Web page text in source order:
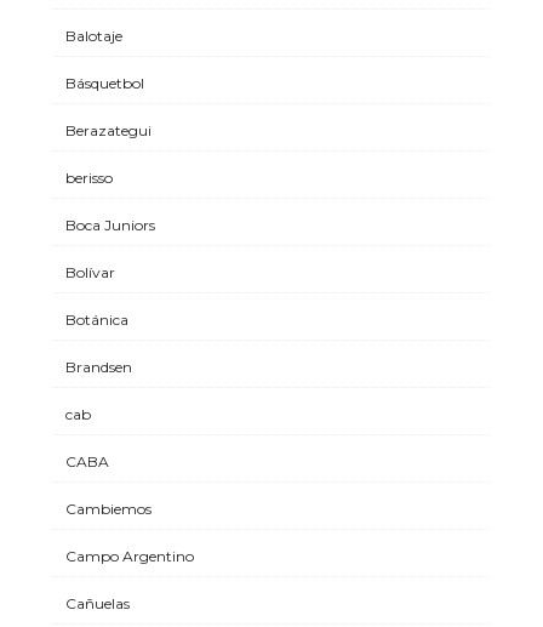
Balotaje
Básquetbol
Berazategui
berisso
Boca Juniors
Bolívar
Botánica
Brandsen
cab
CABA
Cambiemos
Campo Argentino
Cañuelas